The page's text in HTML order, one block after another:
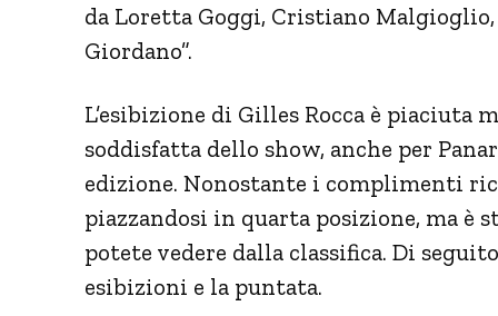
da Loretta Goggi, Cristiano
Giordano”.
L’esibizione di Gilles Rocca è piaciuta
soddisfatta dello show, anche per
edizione. Nonostante i complimenti
piazzandosi in quarta posizione, ma è
potete vedere dalla classifica. Di
esibizioni e la puntata.